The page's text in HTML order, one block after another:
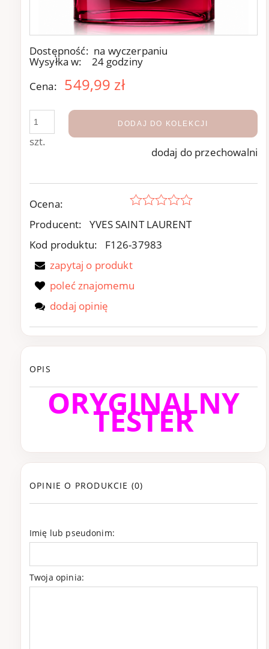
Dostępność: na wyczerpaniu
Wysyłka w:
24 godziny
Cena:
549,99 zł
szt.
DODAJ DO KOLEKCJI
dodaj do przechowalni
Ocena:
Producent:
YVES SAINT LAURENT
Kod produktu:
F126-37983
zapytaj o produkt
poleć znajomemu
dodaj opinię
OPIS
ORYGINALNY
TESTER
OPINIE O PRODUKCIE (0)
Imię lub pseudonim:
Twoja opinia: